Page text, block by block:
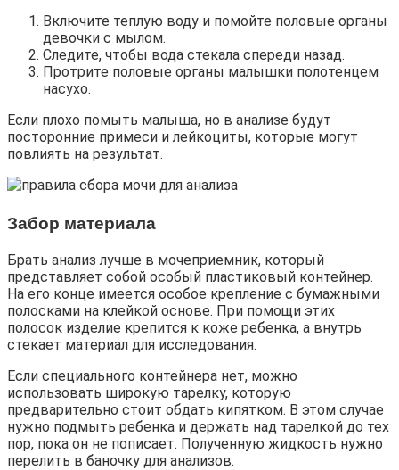
Включите теплую воду и помойте половые органы
девочки с мылом.
Следите, чтобы вода стекала спереди назад.
Протрите половые органы малышки полотенцем
насухо.
Если плохо помыть малыша, но в анализе будут
посторонние примеси и лейкоциты, которые могут
повлиять на результат.
Забор материала
Брать анализ лучше в мочеприемник, который
представляет собой особый пластиковый контейнер.
На его конце имеется особое крепление с бумажными
полосками на клейкой основе. При помощи этих
полосок изделие крепится к коже ребенка, а внутрь
стекает материал для исследования.
Если специального контейнера нет, можно
использовать широкую тарелку, которую
предварительно стоит обдать кипятком. В этом случае
нужно подмыть ребенка и держать над тарелкой до тех
пор, пока он не пописает. Полученную жидкость нужно
перелить в баночку для анализов.